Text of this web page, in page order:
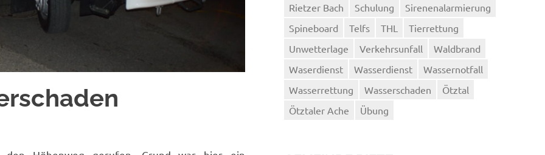
Rietzer Bach
Schulung
Sirenenalarmierung
Spineboard
Telfs THL
Tierrettung
Unwetterlage
Verkehrsunfall
Waldbrand
Waserdienst
Wasserdienst
Wassernotfall
Wasserrettung
Wasserschaden
Ötztal
Ötztaler Ache
Übung